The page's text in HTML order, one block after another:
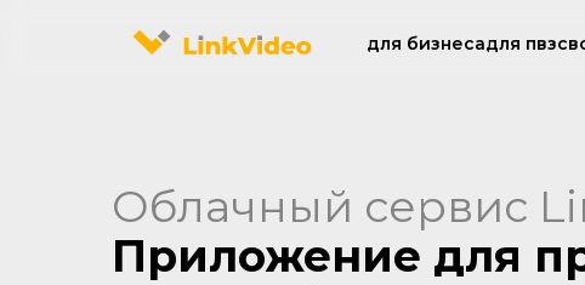
для бизнесадля пвз
Приложение для
Облачный сервис
Подключить